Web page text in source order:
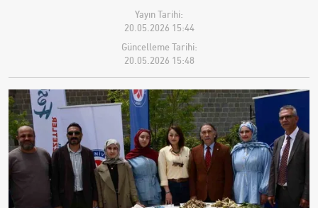
Yayın Tarihi:
20.05.2026 15:44
Güncelleme Tarihi:
20.05.2026 15:48